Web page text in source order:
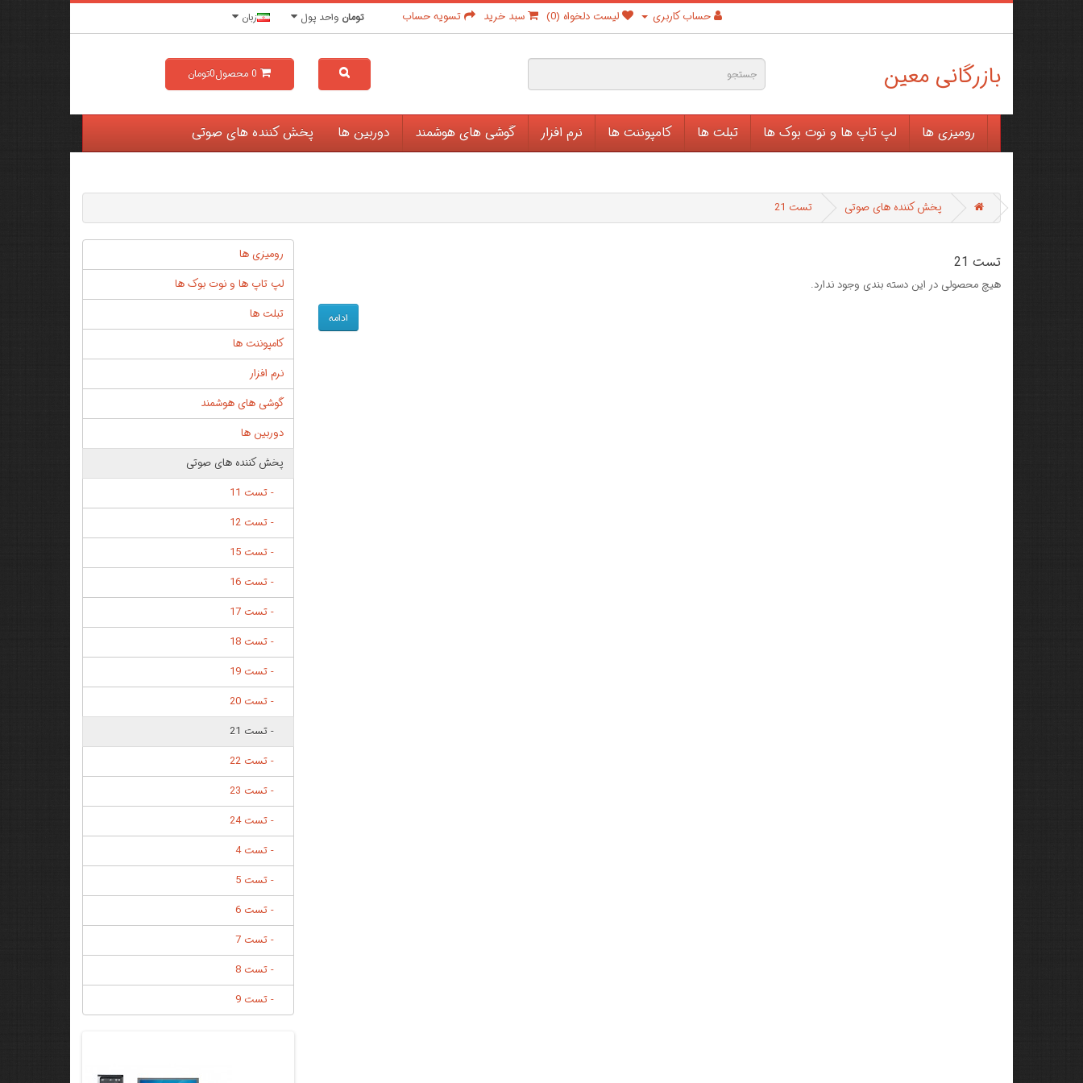
حساب کاربری لیست دلخواه (0) سبد خرید تسویه حساب تومان واحد پول زبان
بازرگانی معین 0 محصول0تومان
رومیزی ها لپ تاپ ها و نوت بوک ها تبلت ها کامپوننت ها نرم افزار گوشی های هوشمند دوربین ها پخش کننده های صوتی
پخش کننده های صوتی تست 21
تست 21
هیچ محصولی در این دسته بندی وجود ندارد.
ادامه
رومیزی ها
لپ تاپ ها و نوت بوک ها
تبلت ها
کامپوننت ها
نرم افزار
گوشی های هوشمند
دوربین ها
پخش کننده های صوتی
- تست 11
- تست 12
- تست 15
- تست 16
- تست 17
- تست 18
- تست 19
- تست 20
- تست 21
- تست 22
- تست 23
- تست 24
- تست 4
- تست 5
- تست 6
- تست 7
- تست 8
- تست 9